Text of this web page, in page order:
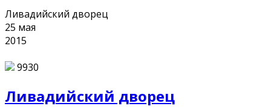
Ливадийский дворец
25 мая
2015
9930
Ливадийский дворец